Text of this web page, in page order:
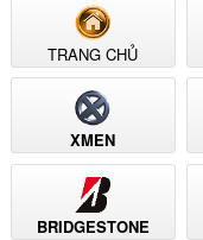
TRANG CHỦ
XMEN
BRIDGESTONE